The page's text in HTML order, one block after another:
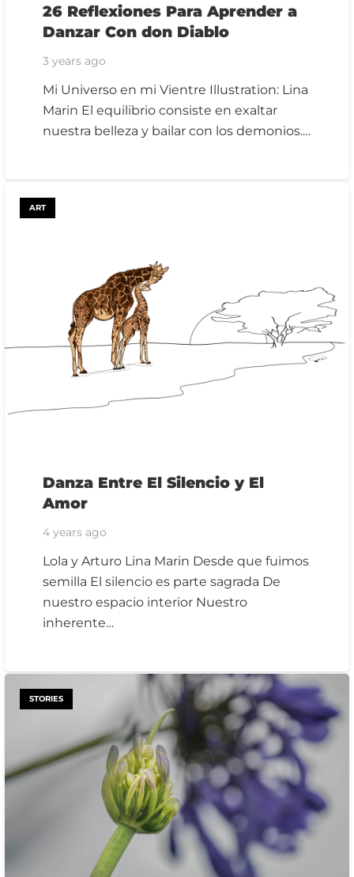
26 Reflexiones Para Aprender a
Danzar Con don Diablo
3 years ago
Mi Universo en mi Vientre Illustration: Lina
Marin El equilibrio consiste en exaltar
nuestra belleza y bailar con los demonios.…
ART
Danza Entre El Silencio y El
Amor
4 years ago
Lola y Arturo Lina Marin Desde que fuimos
semilla El silencio es parte sagrada De
nuestro espacio interior Nuestro
inherente…
STORIES